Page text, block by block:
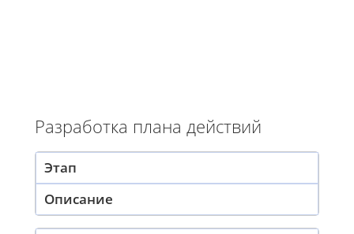
Разработка плана действий
Этап
Описание